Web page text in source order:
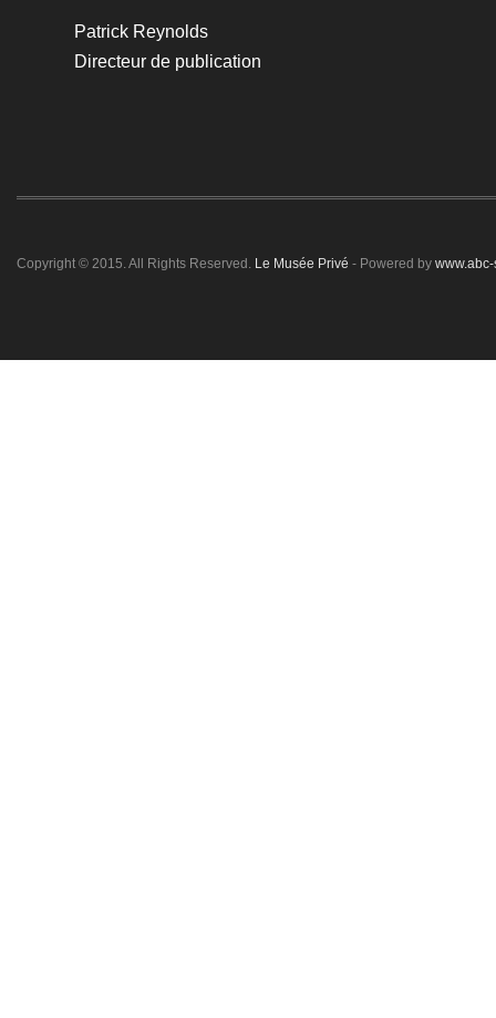
Patrick Reynolds
Directeur de publication
Copyright © 2015. All Rights Reserved. Le Musée Privé - Powered by